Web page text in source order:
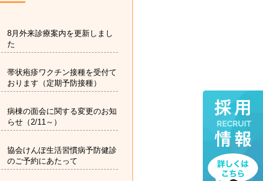
8月外来診療案内を更新しまし
た
帯状疱疹ワクチン接種を受付て
おります（定期予防接種）
病棟の面会に関する変更のお知
らせ（2/11～）
協会けんぽ生活習慣病予防健診
のご予約にあたって